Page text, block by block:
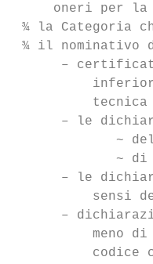
oneri per la
¾ la Categoria
¾ il nominativo
–
tecnica
– le
~
~ di
– le
sensi
–
meno di
codice